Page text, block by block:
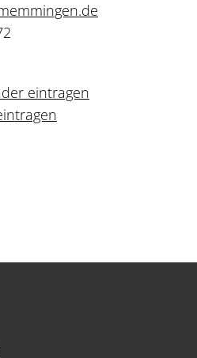
eintragen